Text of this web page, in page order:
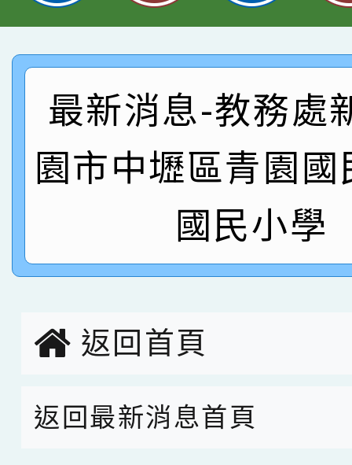
臺灣台語-第二名
市賽榮獲科學小創客佳
創客第三名。
賀！本校參加桃園市中
賽 洪綺君教師榮獲社
名
賀！本校阿巴斯O蜜、
倩參加桃園市科展 國
名 指導老師王老師、
賀！本校四年二班張O
園市英語競賽國小朗讀
賀！本校參加桃園市中
賽 劉文瑛教師榮獲教
臺灣台語-第二名
賀！本校參與2026世
市賽榮獲科學小創客佳
最新消息-教務處
園市中壢區青園
國民小學
返回首頁
返回最新消息首頁